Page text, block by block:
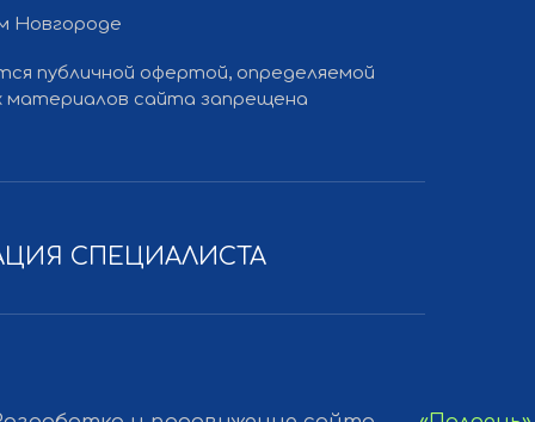
Новгороде
публичной офертой, определяемой
материалов сайта запрещена
СПЕЦИАЛИСТА
— «Полдень»
продвижение сайта